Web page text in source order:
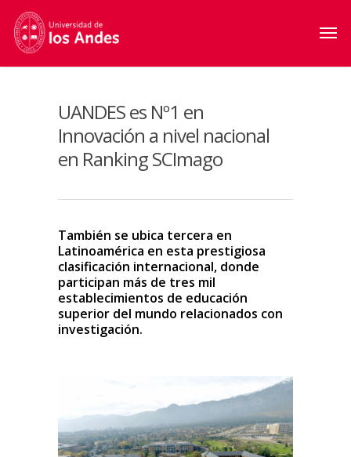
UANDES es Nº1 en
Innovación a nivel nacional
en Ranking SCImago
También se ubica tercera en
Latinoamérica en esta prestigiosa
clasificación internacional, donde
participan más de tres mil
establecimientos de educación
superior del mundo relacionados con
investigación.